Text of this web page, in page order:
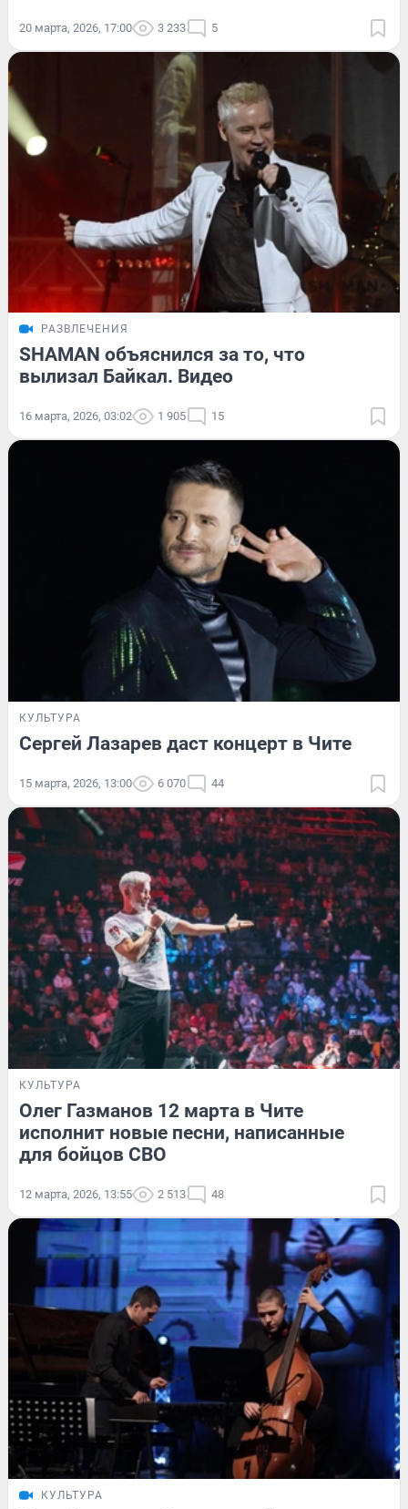
20 марта, 2026, 17:00 3 233 5
РАЗВЛЕЧЕНИЯ
SHAMAN объяснился за то, что
вылизал Байкал. Видео
16 марта, 2026, 03:02 1 905 15
КУЛЬТУРА
Сергей Лазарев даст концерт в Чите
15 марта, 2026, 13:00 6 070 44
КУЛЬТУРА
Олег Газманов 12 марта в Чите
исполнит новые песни, написанные
для бойцов СВО
12 марта, 2026, 13:55 2 513 48
КУЛЬТУРА